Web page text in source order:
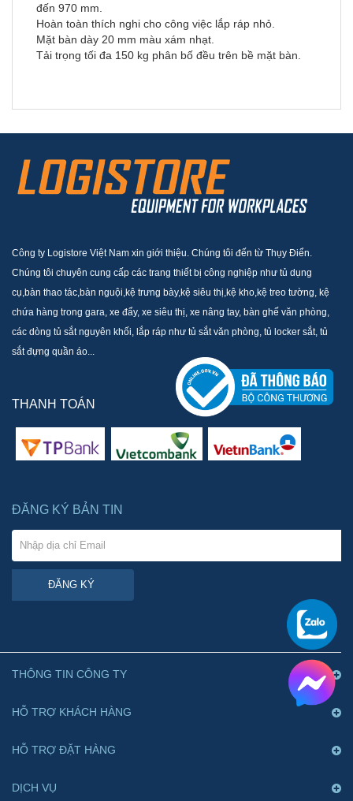
đến 970 mm.
Hoàn toàn thích nghi cho công việc lắp ráp nhỏ.
Mặt bàn dày 20 mm màu xám nhạt.
Tải trọng tối đa 150 kg phân bố đều trên bề mặt bàn.
Công ty Logistore Việt Nam xin giới thiệu. Chúng tôi đến từ Thụy Điển.
Chúng tôi chuyên cung cấp các trang thiết bị công nghiệp như tủ dụng
cụ,bàn thao tác,bàn nguội,kệ trưng bày,kệ siêu thị,kệ kho,kệ treo tường, kệ
chứa hàng trong gara, xe đẩy, xe siêu thị, xe nâng tay, bàn ghế văn phòng,
các dòng tủ sắt nguyên khối, lắp ráp như tủ sắt văn phòng, tủ locker sắt, tủ
sắt đựng quần áo...
THANH TOÁN
ĐĂNG KÝ BẢN TIN
ĐĂNG KÝ
THÔNG TIN CÔNG TY
HỖ TRỢ KHÁCH HÀNG
HỖ TRỢ ĐẶT HÀNG
DỊCH VỤ